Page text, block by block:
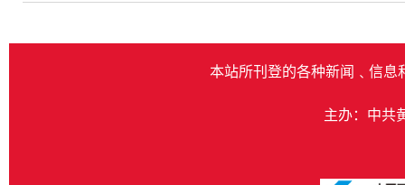
本站所刊登的各种新闻﹑信息
主办：中共